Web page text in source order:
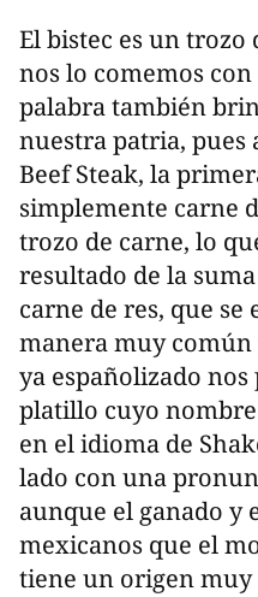
El bistec es un trozo
nos lo comemos
palabra también
nuestra patria, pues
Beef Steak, la
simplemente carne
trozo de carne, lo
resultado de la
carne de res, que se
manera muy
ya españolizado
platillo cuyo
en el idioma de
lado con una
aunque el ganado y
mexicanos que el
tiene un origen muy